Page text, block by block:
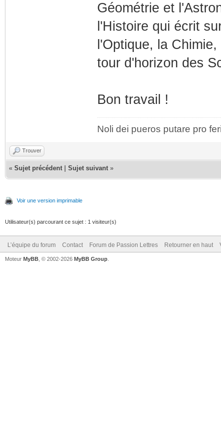
Géométrie et
l'Histoire qui écrit
l'Optique, la
tour d'horizon des
Bon travail !
Noli dei pueros putare pro
Trouver
« Sujet précédent Sujet suivant »
Voir une version imprimable
Utilisateur(s) parcourant ce sujet : 1 visiteur(s)
L’équipe du forum Contact Forum de Passion Lettres Retourner en haut
Moteur MyBB , © 2002-2026 MyBB Group